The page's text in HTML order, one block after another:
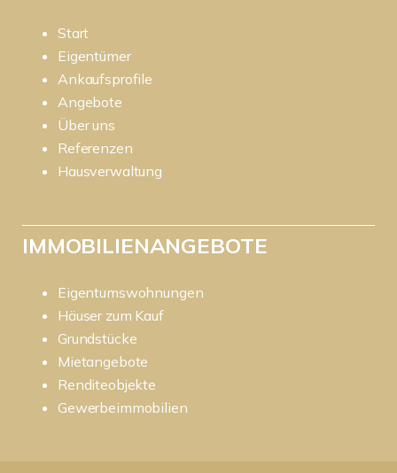
Start
Eigentümer
Ankaufsprofile
Angebote
Über uns
Referenzen
Hausverwaltung
IMMOBILIENANGEBOTE
Eigentumswohnungen
Häuser zum Kauf
Grundstücke
Mietangebote
Renditeobjekte
Gewerbeimmobilien